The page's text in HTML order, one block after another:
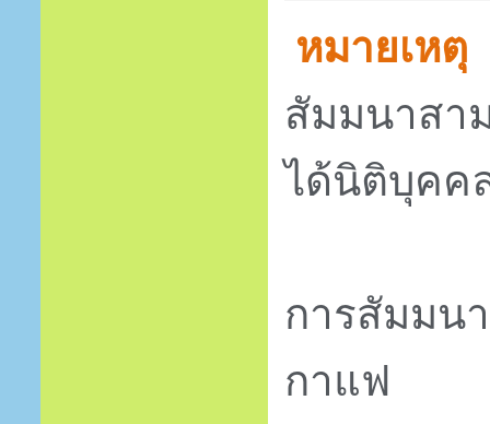
หมายเหตุ
สัมมนาสา
ได้นิติบุคค
การสัมมน
กาแฟ